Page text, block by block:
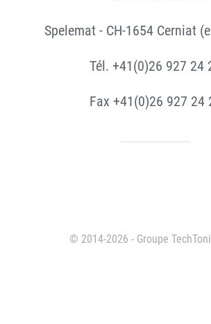
Spelemat - CH-1654 Cerniat
Tél. +41(0)26 927 24
Fax +41(0)26 927 24
© 2014-2026 - Groupe